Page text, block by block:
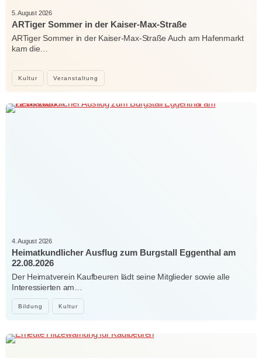
Kultur Veranstaltung
5. August 2026
ARTiger Sommer in der Kaiser-Max-Straße
ARTiger Sommer in der Kaiser-Max-Straße Auch am Hafenmarkt
kam die…
Bildung Kultur
4. August 2026
Heimatkundlicher Ausflug zum Burgstall Eggenthal am
22.08.2026
Der Heimatverein Kaufbeuren lädt seine Mitglieder sowie alle
Interessierten am…